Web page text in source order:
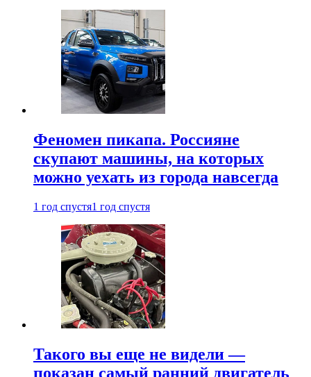
Феномен пикапа. Россияне
скупают машины, на которых
можно уехать из города навсегда
1 год спустя1 год спустя
Такого вы еще не видели —
показан самый ранний двигатель